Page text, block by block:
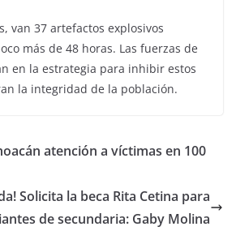
van 37 artefactos explosivos
más de 48 horas. Las fuerzas de
en la estrategia para inhibir estos
la integridad de la población.
atención a víctimas en 100
Solicita la beca Rita Cetina para
de secundaria: Gaby Molina